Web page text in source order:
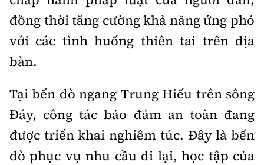
đồng thời tăng cường khả năng ứng phó
với các tình huống thiên tai trên địa
bàn.
Tại bến đò ngang Trung Hiếu trên sông
Đáy, công tác bảo đảm an toàn đang
được triển khai nghiêm túc. Đây là bến
đò phục vụ nhu cầu đi lại, học tập của